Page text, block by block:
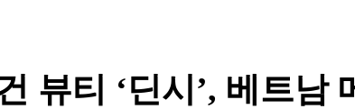
뷰티 ‘딘시’, 베트남